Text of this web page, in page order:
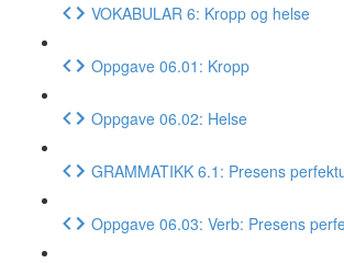
VOKABULAR 6: Kropp og helse
Oppgave 06.01: Kropp
Oppgave 06.02: Helse
GRAMMATIKK 6.1: Presens
Oppgave 06.03: Verb: Presens